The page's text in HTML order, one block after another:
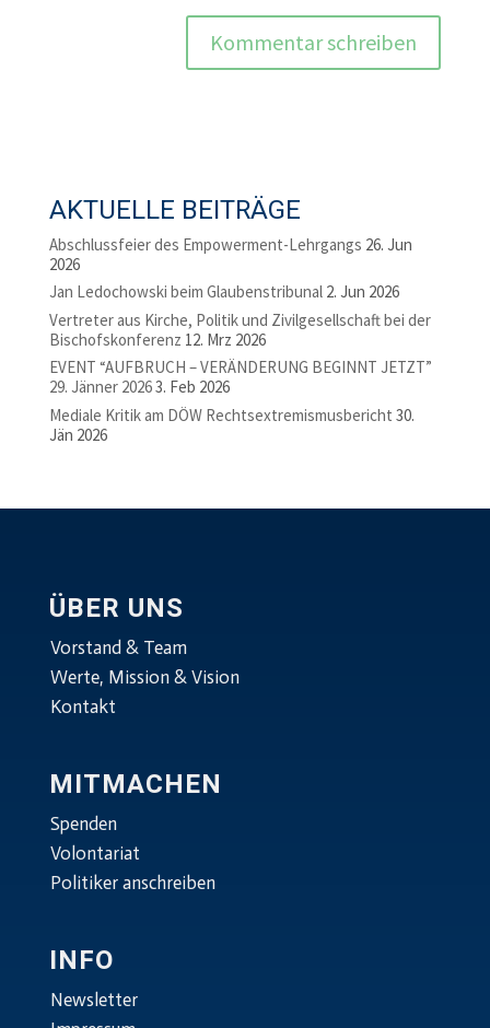
AKTUELLE BEITRÄGE
Abschlussfeier des Empowerment-Lehrgangs 26. Jun
2026
Jan Ledochowski beim Glaubenstribunal 2. Jun 2026
Vertreter aus Kirche, Politik und Zivilgesellschaft bei der
Bischofskonferenz 12. Mrz 2026
EVENT “AUFBRUCH – VERÄNDERUNG BEGINNT JETZT”
29. Jänner 20263. Feb 2026
Mediale Kritik am DÖW Rechtsextremismusbericht 30.
Jän 2026
ÜBER UNS
Vorstand & Team
Werte, Mission & Vision
Kontakt
MITMACHEN
Spenden
Volontariat
Politiker anschreiben
INFO
Newsletter